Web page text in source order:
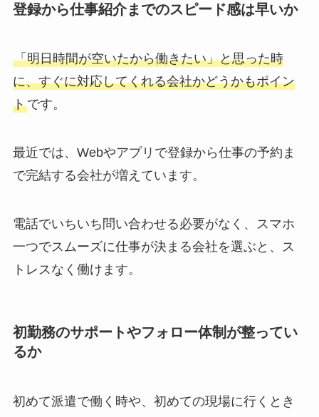
登録から仕事紹介までのスピード感は早いか
「明日時間が空いたから働きたい」と思った時
に、すぐに対応してくれる会社かどうかもポイン
トです。
最近では、Webやアプリで登録から仕事の予約ま
で完結する会社が増えています。
電話でいちいち問い合わせる必要がなく、スマホ
一つでスムーズに仕事が決まる会社を選ぶと、ス
トレスなく働けます。
初勤務のサポートやフォロー体制が整ってい
るか
初めて派遣で働く時や、初めての現場に行くとき